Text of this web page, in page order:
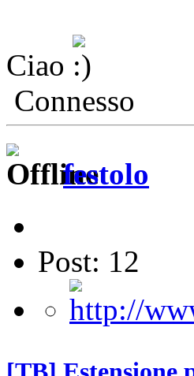
Ciao
Connesso
festolo
Post: 12